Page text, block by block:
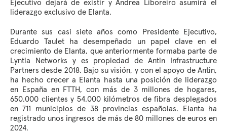
Ejecutivo dejará de existir y Andrea Liboreiro asumirá el
liderazgo exclusivo de Elanta.
Durante sus casi siete años como Presidente Ejecutivo,
Eduardo Taulet ha desempeñado un papel clave en el
crecimiento de Elanta, que anteriormente formaba parte de
Lyntia Networks y es propiedad de Antin Infrastructure
Partners desde 2018. Bajo su visión, y con el apoyo de Antin,
ha hecho crecer a Elanta hasta una posición de liderazgo
en España en FTTH, con más de 3 millones de hogares,
650.000 clientes y 54.000 kilómetros de fibra desplegados
en 711 municipios de 38 provincias españolas. Elanta ha
registrado unos ingresos de más de 80 millones de euros en
2024.